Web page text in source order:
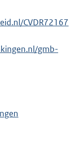
CVDR72167
gmb-